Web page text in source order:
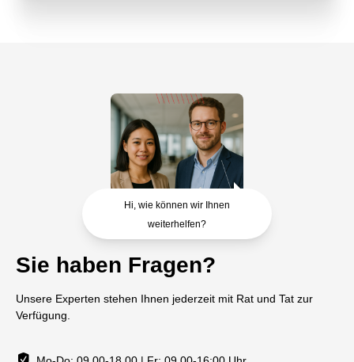
Hi, wie können wir Ihnen
weiterhelfen?
Sie haben Fragen?
Unsere Experten stehen Ihnen jederzeit mit Rat und Tat zur
Verfügung.